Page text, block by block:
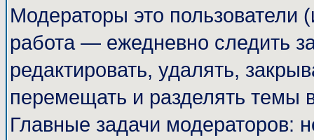
Модераторы это пользователи
работа — ежедневно следить
редактировать, удалять,
перемещать и разделять темы
Главные задачи модераторов: